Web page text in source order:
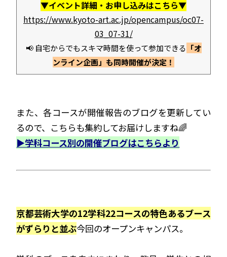
▼イベント詳細・お申し込みはこちら▼
https://www.kyoto-art.ac.jp/opencampus/oc07-
03_07-31/
📢 自宅からでもスキマ時間を使って参加できる 「オ
ンライン企画」も同時開催が決定！
また、各コースが開催報告のブログを更新してい
るので、こちらも集約してお届けしますね🌈
▶学科コース別の開催ブログはこちらより
京都芸術大学の12学科22コースの特色あるブース
がずらりと並ぶ今回のオープンキャンパス。